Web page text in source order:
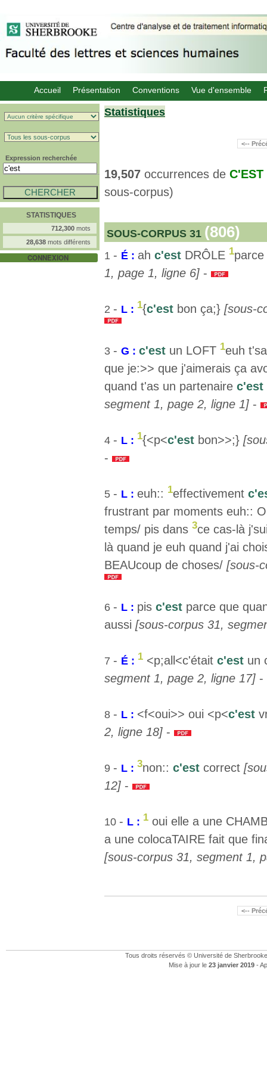
Accueil Présentation Conventions Vue d'ensemble
Expression recherchée
STATISTIQUES
712,300 mots
28,638 mots différents
CONNEXION
Statistiques
<--
19,507 occurrences de C'EST
sous-corpus)
SOUS-CORPUS 31 (806)
1 - É : ah c'est DRÔLE 1
1, page 1, ligne 6] -
2 - L : 1{c'est bon ça;} [sous-
3 - G : c'est un LOFT 1euh
que je:>> que j'aimerais ça
quand t'as un partenaire c'est
segment 1, page 2, ligne 1] -
4 - L : 1{<p<c'est bon>>;}
-
5 - L : euh:: 1effectivement
frustrant par moments euh::
temps/ pis dans 3ce cas-là
là quand je euh quand j'ai
BEAUcoup de choses/ [sous-
6 - L : pis c'est parce que
aussi [sous-corpus 31,
7 - É : 1 <p;all<c'était c'est un
segment 1, page 2, ligne 17] -
8 - L : <f<oui>> oui <p<c'est
2, ligne 18] -
9 - L : 3non:: c'est correct
12] -
10 - L : 1 oui elle a une
a une colocaTAIRE fait que
[sous-corpus 31, segment 1,
<--
Tous droits réservés © Université de
Mise à jour le 23 janvier 2019-